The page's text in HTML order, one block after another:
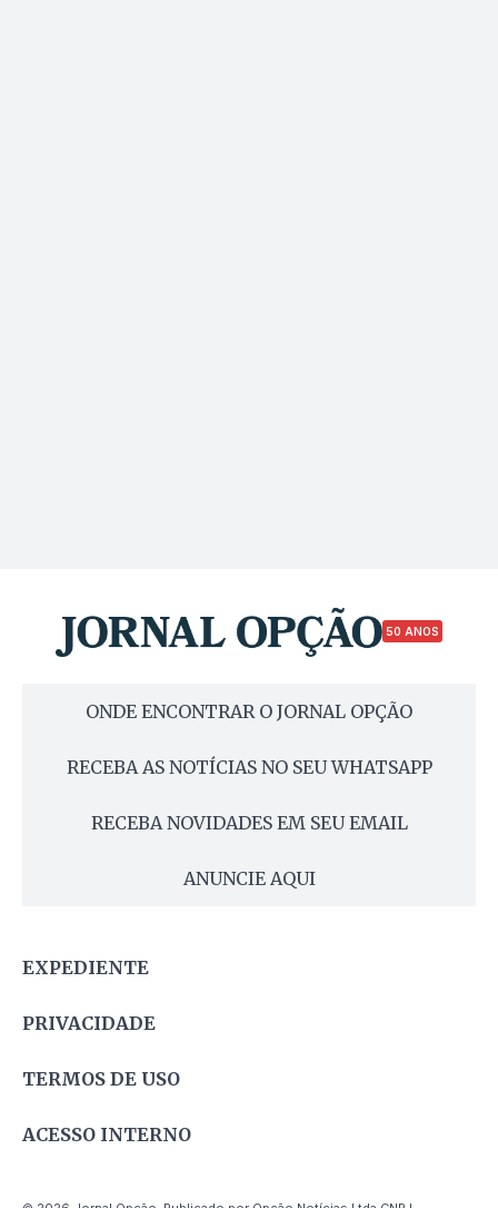
50 ANOS
ONDE ENCONTRAR O JORNAL OPÇÃO
RECEBA AS NOTÍCIAS NO SEU WHATSAPP
RECEBA NOVIDADES EM SEU EMAIL
ANUNCIE AQUI
EXPEDIENTE
PRIVACIDADE
TERMOS DE USO
ACESSO INTERNO